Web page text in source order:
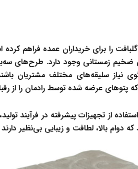
گلبافت را براي خريداران عمده فراهم
ضخيم زمستاني وجود دارد.
سليقه‌هاي مختلف مشتريان
عرضه شده توسط رادمان را از
از تجهيزات پيشرفته در فرآيند
دوام بالا، لطافت و زيبايي بي‌نظير